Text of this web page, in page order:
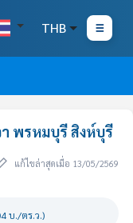
THB
า พรหมบุรี สิงห์บุรี
แก้ไขล่าสุดเมื่อ 13/05/2569
บ./ตร.ว.)